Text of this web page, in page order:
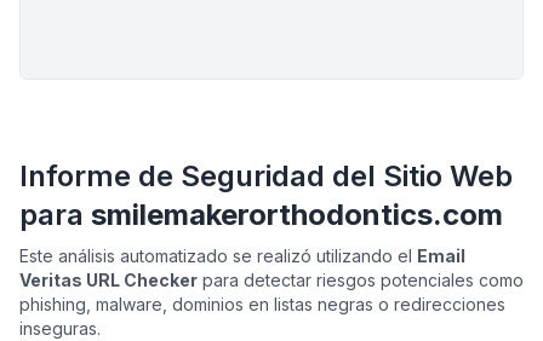
Informe de Seguridad del Sitio Web
para smilemakerorthodontics.com
Este análisis automatizado se realizó utilizando el Email
Veritas URL Checker para detectar riesgos potenciales como
phishing, malware, dominios en listas negras o redirecciones
inseguras.